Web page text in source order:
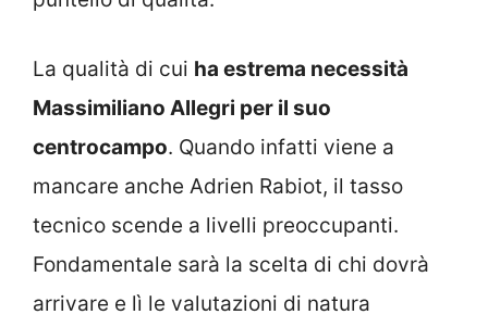
La qualità di cui ha estrema necessità
Massimiliano Allegri per il suo
centrocampo. Quando infatti viene a
mancare anche Adrien Rabiot, il tasso
tecnico scende a livelli preoccupanti.
Fondamentale sarà la scelta di chi dovrà
arrivare e lì le valutazioni di natura